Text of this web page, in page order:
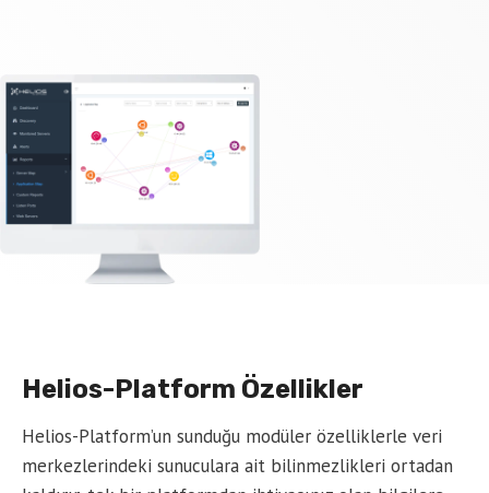
Helios-Platform Özellikler
Helios-Platform’un sunduğu modüler özelliklerle veri
merkezlerindeki sunuculara ait bilinmezlikleri ortadan